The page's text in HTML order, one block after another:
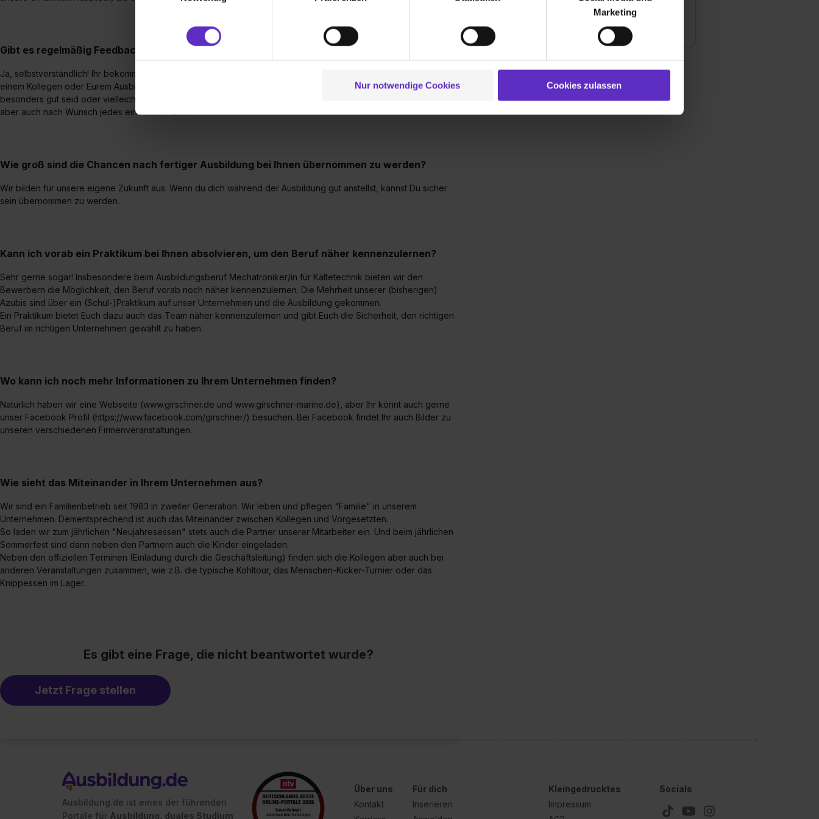
(„Statistiken“), um Informationen zu deiner Verwendung unserer Website an unsere Partner für soziale Medien, Werbung
und Analysen weiterzugeben und um Inhalte und Anzeigen zu personalisieren („Social Media und Marketing“). Unsere
Partner führen diese Informationen möglicherweise mit weiteren Daten zusammen, die du ihnen bereitgestellt hast oder die
zu. . In diesem Fall sowie bei der separaten Aktivierung von „Social Media und Marketing“ bist du auch damit
einverstanden, dass dir nach Setzen der Cookies externe Inhalte (z.B. Videos oder Posts) angezeigt und hierfür
umfasst hierbei die Einwilligung zur Übermittlung deiner Daten in die USA (Art. 49 Abs. 1 S. 1 lit. a) DS-GVO). Die USA
jederzeit mit Wirkung für die Zukunft ganz oder teilweise über unsere Datenschutzerklärung unter dem Punkt
Marketing
Nur notwendige Cookies Cookies zulassen
Wie sieht das Miteinander in Ihrem
Unternehmen aus?
Gibt es regelmäßig Feedbackgespräche während der Ausbildung?
Ja, selbstverständlich! Ihr bekommt in regelmäßigen Abständen einen Feedbackbogen, welchen Ihr zusammen mit
einem Kollegen oder Eurem Ausbilder ausfüllt. Dieser gibt Euch stets ein Feedback, in welchen Bereichen Ihr
besonders gut seid oder vielleicht mehr tun müsst. Zusätzlich gibt es jährliche Gesprächstermine. Termine gibt es
aber auch nach Wunsch jedes einzelnen Azubis.
Wie groß sind die Chancen nach fertiger Ausbildung bei Ihnen übernommen zu werden?
Wir bilden für unsere eigene Zukunft aus. Wenn du dich während der Ausbildung gut anstellst, kannst Du sicher
sein übernommen zu werden.
Kann ich vorab ein Praktikum bei Ihnen absolvieren, um den Beruf näher kennenzulernen?
Sehr gerne sogar! Insbesondere beim Ausbildungsberuf Mechatroniker/in für Kältetechnik bieten wir den
Bewerbern die Möglichkeit, den Beruf vorab noch näher kennenzulernen. Die Mehrheit unserer (bisherigen)
Azubis sind über ein (Schul-)Praktikum auf unser Unternehmen und die Ausbildung gekommen.
Ein Praktikum bietet Euch dazu auch das Team näher kennenzulernen und gibt Euch die Sicherheit, den richtigen
Beruf im richtigen Unternehmen gewählt zu haben.
Wo kann ich noch mehr Informationen zu Ihrem Unternehmen finden?
Natürlich haben wir eine Webseite (www.girschner.de und www.girschner-marine.de), aber Ihr könnt auch gerne
unser Facebook Profil (https://www.facebook.com/girschner/) besuchen. Bei Facebook findet Ihr auch Bilder zu
unseren verschiedenen Firmenveranstaltungen.
Wie sieht das Miteinander in Ihrem Unternehmen aus?
Wir sind ein Familienbetrieb seit 1983 in zweiter Generation. Wir leben und pflegen "Familie" in unserem
Unternehmen. Dementsprechend ist auch das Miteinander zwischen Kollegen und Vorgesetzten.
So laden wir zum jährlichen "Neujahresessen" stets auch die Partner unserer Mitarbeiter ein. Und beim jährlichen
Sommerfest sind dann neben den Partnern auch die Kinder eingeladen.
Neben den offiziellen Terminen (Einladung durch die Geschäftsleitung) finden sich die Kollegen aber auch bei
anderen Veranstaltungen zusammen, wie z.B. die typische Kohltour, das Menschen-Kicker-Turnier oder das
Knippessen im Lager.
Es gibt eine Frage, die nicht beantwortet wurde?
Jetzt Frage stellen
Ausbildung.de ist eines der führenden
Portale für Ausbildung, duales Studium
Über uns
Kontakt
Für dich
Inserieren
Kleingedrucktes
Impressum
Socials